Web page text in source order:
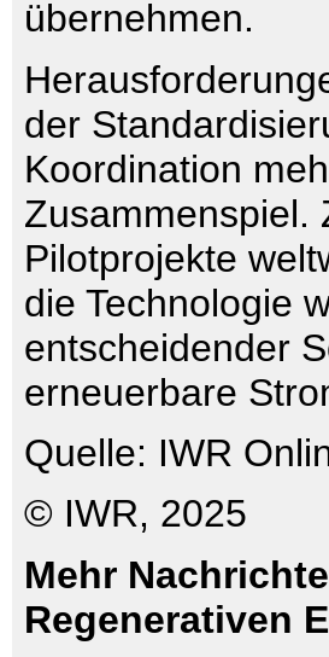
übernehmen.
der
Koordination
Zusammenspiel.
Pilotprojekte
die Technologie
entscheidender
erneuerbare
Quelle: IWR
© IWR, 2025
Mehr
Regenerativen